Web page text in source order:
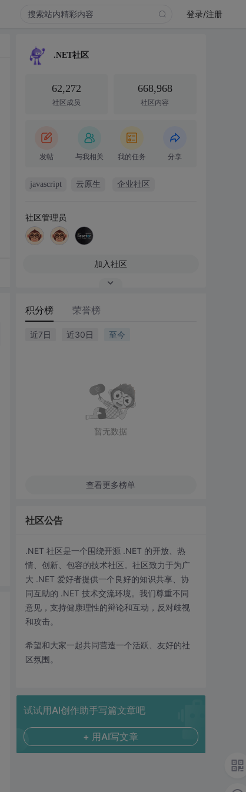
登录/注册
.NET社区
62,272
社区成员
668,968
社区内容
发帖 与我相关 我的任务 分享
javascript 云原生 企业社区
社区管理员
加入社区
积分榜 荣誉榜
近7日 近30日 至今
暂无数据
查看更多榜单
社区公告
.NET 社区是一个围绕开源 .NET 的开放、热
情、创新、包容的技术社区。社区致力于为广
大 .NET 爱好者提供一个良好的知识共享、协
同互助的 .NET 技术交流环境。我们尊重不同
意见，支持健康理性的辩论和互动，反对歧视
和攻击。
希望和大家一起共同营造一个活跃、友好的社
区氛围。
试试用AI创作助手写篇文章吧
+ 用AI写文章